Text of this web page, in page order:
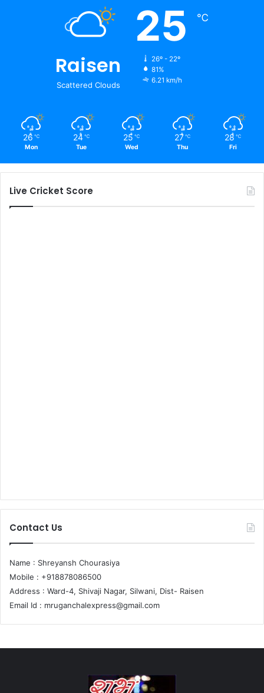
Raisen
Scattered Clouds
25 ℃
26º - 22º
81%
6.21 km/h
26 ℃
Mon
24 ℃
Tue
25 ℃
Wed
27 ℃
Thu
28 ℃
Fri
Live Cricket Score
Contact Us
Name : Shreyansh Chourasiya
Mobile : +918878086500
Address : Ward-4, Shivaji Nagar, Silwani, Dist- Raisen
Email Id : mruganchalexpress@gmail.com